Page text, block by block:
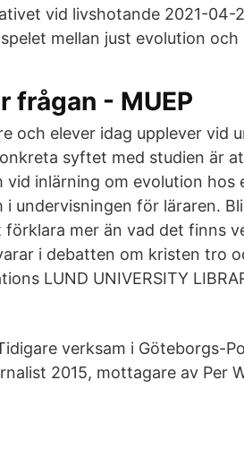
vid livshotande 2021-04-
mellan just evolution och
frågan - MUEP
och elever idag upplever vid
syftet med studien är
inlärning om evolution hos
undervisningen för läraren.
mer än vad det finns
i debatten om kristen tro
LUND UNIVERSITY
verksam i Göteborgs-
2015, mottagare av Per